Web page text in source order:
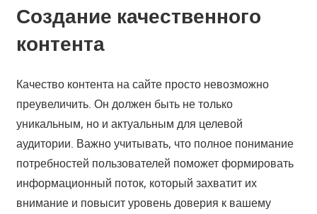
Создание качественного
контента
Качество контента на сайте просто невозможно
преувеличить. Он должен быть не только
уникальным, но и актуальным для целевой
аудитории. Важно учитывать, что полное понимание
потребностей пользователей поможет формировать
информационный поток, который захватит их
внимание и повысит уровень доверия к вашему